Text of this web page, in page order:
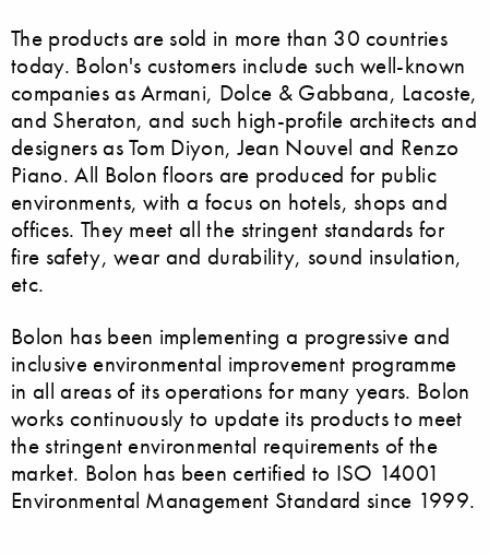
The products are sold in more than 30 countries
today. Bolon's customers include such well-known
companies as Armani, Dolce & Gabbana, Lacoste,
and Sheraton, and such high-profile architects and
designers as Tom Diyon, Jean Nouvel and Renzo
Piano. All Bolon floors are produced for public
environments, with a focus on hotels, shops and
offices. They meet all the stringent standards for
fire safety, wear and durability, sound insulation,
etc.
Bolon has been implementing a progressive and
inclusive environmental improvement programme
in all areas of its operations for many years. Bolon
works continuously to update its products to meet
the stringent environmental requirements of the
market. Bolon has been certified to ISO 14001
Environmental Management Standard since 1999.